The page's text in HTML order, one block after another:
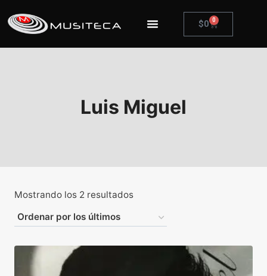
$0 0
Luis Miguel
Mostrando los 2 resultados